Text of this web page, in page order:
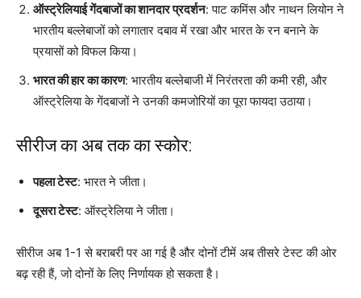
ऑस्ट्रेलियाई गेंदबाजों का शानदार प्रदर्शन: पाट कमिंस और नाथन लियोन ने
भारतीय बल्लेबाजों को लगातार दबाव में रखा और भारत के रन बनाने के
प्रयासों को विफल किया।
भारत की हार का कारण: भारतीय बल्लेबाजी में निरंतरता की कमी रही, और
ऑस्ट्रेलिया के गेंदबाजों ने उनकी कमजोरियों का पूरा फायदा उठाया।
सीरीज का अब तक का स्कोर:
पहला टेस्ट: भारत ने जीता।
दूसरा टेस्ट: ऑस्ट्रेलिया ने जीता।
सीरीज अब 1-1 से बराबरी पर आ गई है और दोनों टीमें अब तीसरे टेस्ट की ओर
बढ़ रही हैं, जो दोनों के लिए निर्णायक हो सकता है।